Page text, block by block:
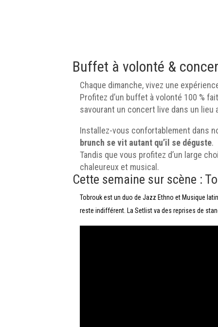
Buffet à volonté &
Chaque dimanche, vivez une
Profitez d’un buffet à volonté 100 %
savourant un concert live dans un
Installez-vous confortablement dans
brunch se vit autant qu’il se déguste.
Tandis que vous profitez d’un large
chaleureux et musical.
Cette semaine sur scène :
Tobrouk est un duo de Jazz Ethno et Musique
reste indifférent. La Setlist va des reprises de